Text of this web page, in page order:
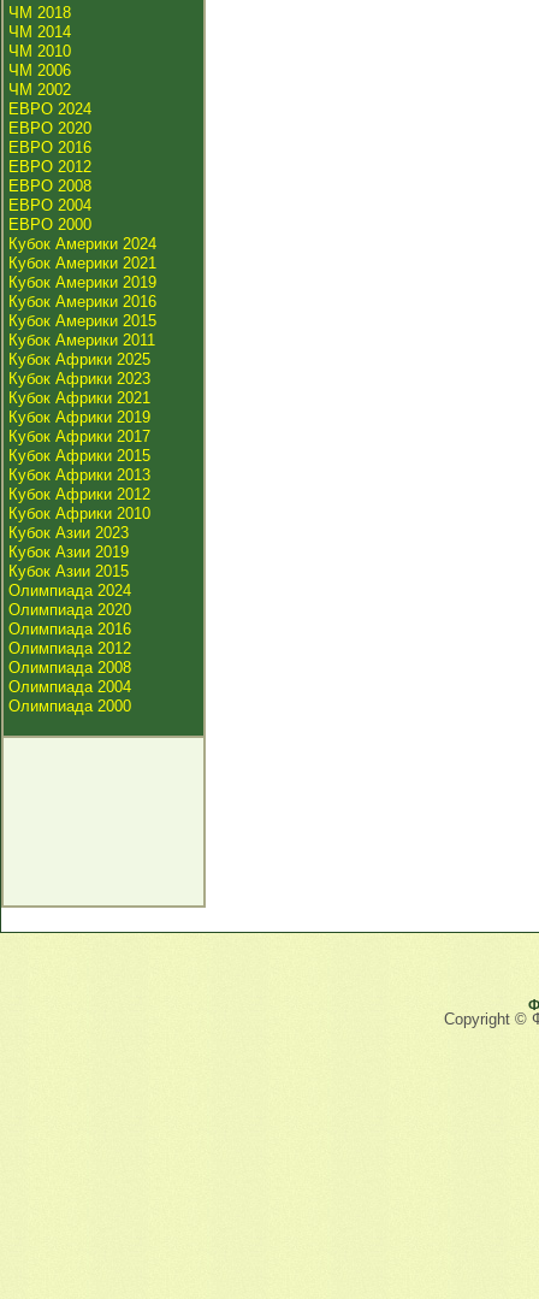
ЧМ 2018
ЧМ 2014
ЧМ 2010
ЧМ 2006
ЧМ 2002
ЕВРО 2024
ЕВРО 2020
ЕВРО 2016
ЕВРО 2012
ЕВРО 2008
ЕВРО 2004
ЕВРО 2000
Кубок Америки 2024
Кубок Америки 2021
Кубок Америки 2019
Кубок Америки 2016
Кубок Америки 2015
Кубок Америки 2011
Кубок Африки 2025
Кубок Африки 2023
Кубок Африки 2021
Кубок Африки 2019
Кубок Африки 2017
Кубок Африки 2015
Кубок Африки 2013
Кубок Африки 2012
Кубок Африки 2010
Кубок Азии 2023
Кубок Азии 2019
Кубок Азии 2015
Олимпиада 2024
Олимпиада 2020
Олимпиада 2016
Олимпиада 2012
Олимпиада 2008
Олимпиада 2004
Олимпиада 2000
Copyright ©